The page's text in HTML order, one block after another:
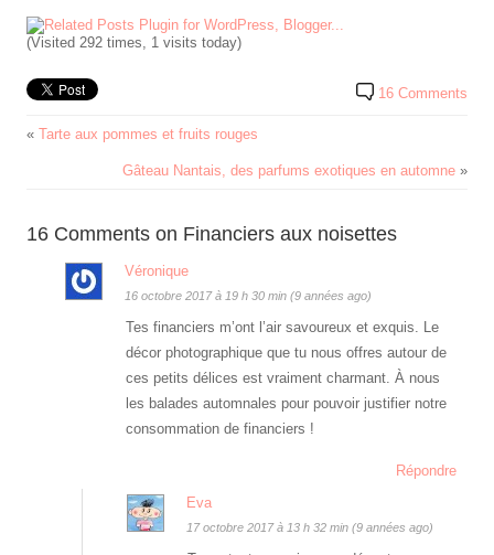
(Visited 292 times, 1 visits today)
16 Comments
« Tarte aux pommes et fruits rouges
Gâteau Nantais, des parfums exotiques en automne »
16 Comments on Financiers aux noisettes
Véronique
16 octobre 2017 à 19 h 30 min (9 années ago)
Tes financiers m’ont l’air savoureux et exquis. Le
décor photographique que tu nous offres autour de
ces petits délices est vraiment charmant. À nous
les balades automnales pour pouvoir justifier notre
consommation de financiers !
Répondre
Eva
17 octobre 2017 à 13 h 32 min (9 années ago)